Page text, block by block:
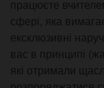
працюєте
сфері, яка
ексклюзивні
вас в принципі
які отримали